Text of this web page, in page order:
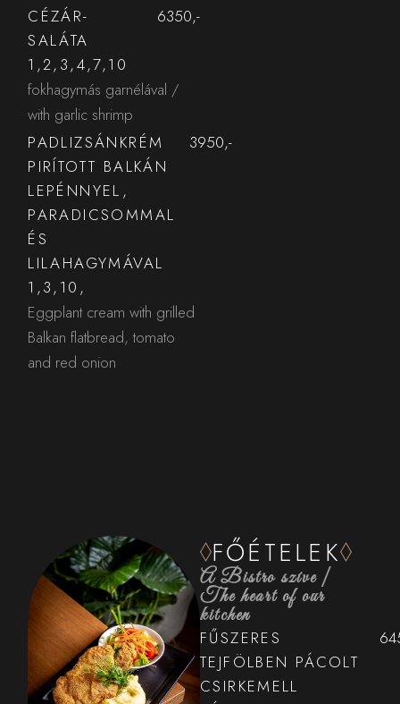
CÉZÁR-
SALÁTA
1,2,3,4,7,10
6350,-
fokhagymás garnélával /
with garlic shrimp
PADLIZSÁNKRÉM
PIRÍTOTT BALKÁN
LEPÉNNYEL,
PARADICSOMMAL
ÉS
LILAHAGYMÁVAL
1,3,10,
3950,-
Eggplant cream with grilled
Balkan flatbread, tomato
and red onion
FŐÉTELEK
A Bistro szíve |
The heart of our
kitchen
FŰSZERES
TEJFÖLBEN PÁCOLT
CSIRKEMELL